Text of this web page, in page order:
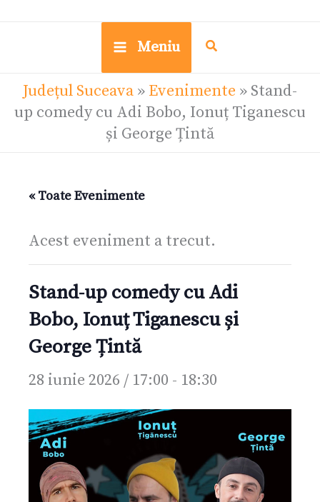
Meniu
Județul Suceava » Evenimente » Stand-
up comedy cu Adi Bobo, Ionuț Tiganescu
și George Țintă
« Toate Evenimente
Acest eveniment a trecut.
Stand-up comedy cu Adi
Bobo, Ionuț Tiganescu și
George Țintă
28 iunie 2026 / 17:00 - 18:30